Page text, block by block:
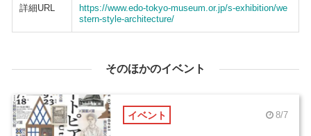
詳細URL
https://www.edo-tokyo-museum.or.jp/s-exhibition/we
stern-style-architecture/
そのほかのイベント
イベント 8/7